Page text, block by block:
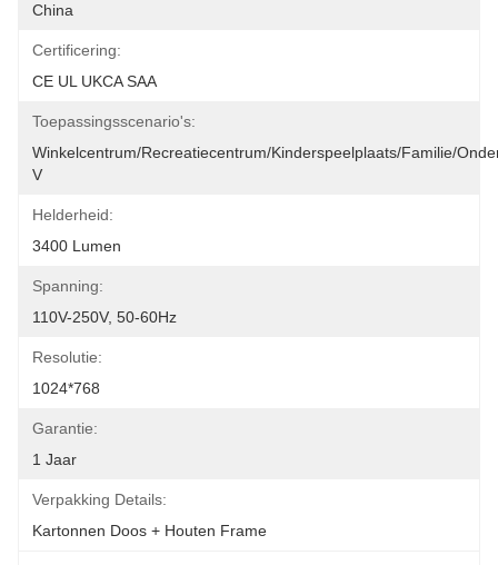
China
Certificering:
CE UL UKCA SAA
Toepassingsscenario's:
Winkelcentrum/Recreatiecentrum/Kinderspeelplaats/Familie/
V
Helderheid:
3400 Lumen
Spanning:
110V-250V, 50-60Hz
Resolutie:
1024*768
Garantie:
1 Jaar
Verpakking Details:
Kartonnen Doos + Houten Frame